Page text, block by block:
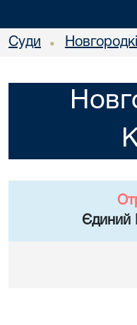
Суди •
Єдиний